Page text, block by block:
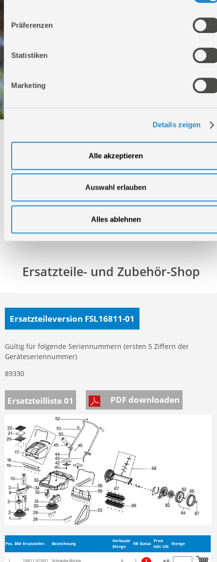
Präferenzen
Statistiken
Marketing
Details zeigen
Alle akzeptieren
Auswahl erlauben
Alles ablehnen
Bei Fragen rund um unsere Produkte und Anwendungen
Montag - Freitag
Geschlossen
Ersatzteile- und Zubehör-Shop
Ersatzteileversion FSL16811-01
Gültig für folgende Seriennummern (ersten 5 Ziffern der
Geräteseriennummer)
89330
Ersatzteilliste 01 PDF downloaden
Pos. Bild Ersatzteilnr. Bezeichnung
Verbaute
Menge
RB Status
Preis
inkl. USt
Menge
1 16811-01001 Schraube Bürste 6 1 a.A.